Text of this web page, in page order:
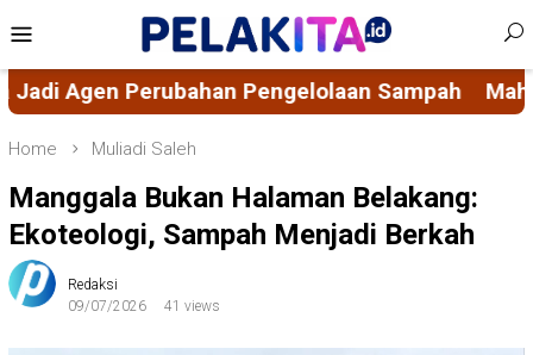
to
content
Menu
Sampah Mahasiswa KKN-PK 69 Desa
Home Muliadi Saleh
Manggala Bukan Halaman Belakang:
Ekoteologi, Sampah Menjadi Berkah
Redaksi
09/07/2026
41 views